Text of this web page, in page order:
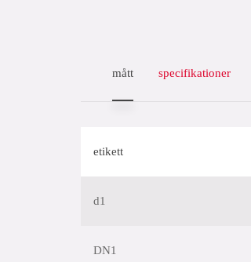
mått specifikationer
etikett
d1
DN1